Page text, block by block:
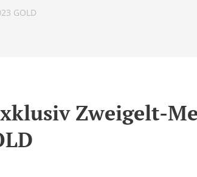
GOLD
Zweigelt-